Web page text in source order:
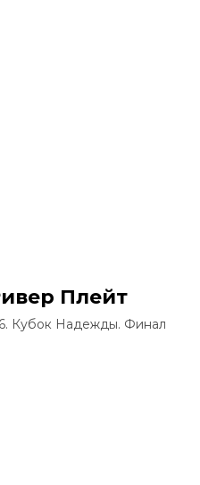
Плейт
Кубок Надежды. Финал